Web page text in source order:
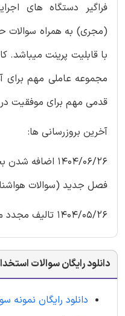
فراگیر دستگاه های
(مجری) به همراه سوالات
با قابلیت پرینت میباشد.
مجموعه عاملی مهم برای
قدمی مهم برای موفقیت
آخرین بروزرسانی ها:
1404/06/26
فصل جدید (سوالات
1404/05/26 تالیف مجدد محصول
دانلود رایگان سوالات
دانلود رایگان